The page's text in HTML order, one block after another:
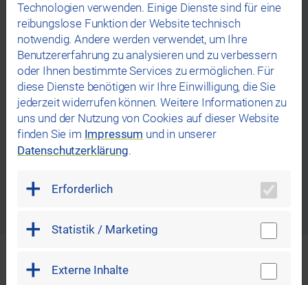
REWAG Bonuswelt
Technologien verwenden. Einige Dienste sind für eine
reibungslose Funktion der Website technisch
notwendig. Andere werden verwendet, um Ihre
Benutzererfahrung zu analysieren und zu verbessern
oder Ihnen bestimmte Services zu ermöglichen. Für
diese Dienste benötigen wir Ihre Einwilligung, die Sie
jederzeit widerrufen können. Weitere Informationen zu
uns und der Nutzung von Cookies auf dieser Website
finden Sie im Impressum und in unserer
Datenschutzerklärung.
Erforderlich
Statistik / Marketing
Externe Inhalte